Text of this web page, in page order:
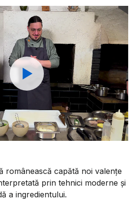
Watch
românească capătă noi valențe
prin tehnici moderne și
a ingredientului.